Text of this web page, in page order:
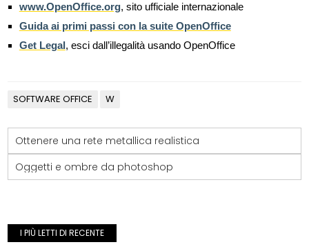
www.OpenOffice.org, sito ufficiale internazionale
Guida ai primi passi con la suite OpenOffice
Get Legal, esci dall’illegalità usando OpenOffice
SOFTWARE OFFICE W
Ottenere una rete metallica realistica
Oggetti e ombre da photoshop
I PIÙ LETTI DI RECENTE